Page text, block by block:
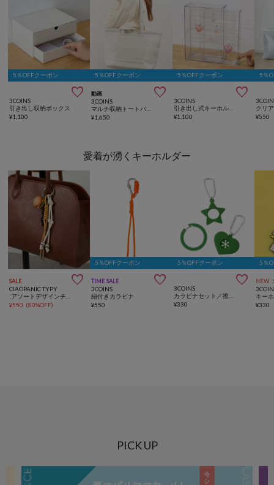
5％OFFクーポン

3COINS
引き出し収納ボックス
¥1,100
5％OFFクーポン
動画 
3COINS
¥1,650
5％OFFクーポン

3COINS
引き出し式キーホルダーケース／コレクション収納
¥1,100
5％
¥550
愛着が湧くキーホルダー
SALE 
CIAOPANIC TYPY
¥550 (80%OFF)
5％OFFクーポン
TIME SALE 
3COINS
紐付きカラビナ
¥550
5％OFFクーポン

3COINS
¥330
5％
NEW
¥330
PICK UP